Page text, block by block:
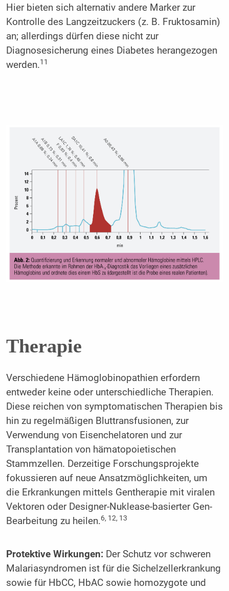
Hier bieten sich alternativ andere Marker zur
Kontrolle des Langzeitzuckers (z. B. Fruktosamin)
an; allerdings dürfen diese nicht zur
Diagnosesicherung eines Diabetes herangezogen
werden.11
Therapie
Verschiedene Hämoglobinopathien erfordern
entweder keine oder unterschiedliche Therapien.
Diese reichen von symptomatischen Therapien bis
hin zu regelmäßigen Bluttransfusionen, zur
Verwendung von Eisenchelatoren und zur
Transplantation von hämatopoietischen
Stammzellen. Derzeitige Forschungsprojekte
fokussieren auf neue Ansatzmöglichkeiten, um
die Erkrankungen mittels Gentherapie mit viralen
Vektoren oder Designer-Nuklease-basierter Gen-
Bearbeitung zu heilen.6, 12, 13
Protektive Wirkungen:Der Schutz vor schweren
Malariasyndromen ist für die Sichelzellerkrankung
sowie für HbCC, HbAC sowie homozygote und